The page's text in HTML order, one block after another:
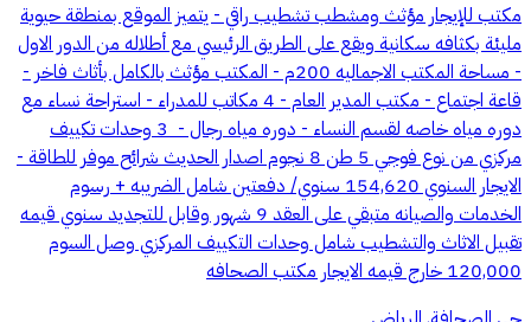
مكتب للإيجار مؤثث ومشطب تشطيب راقي - يتميز الموقع بمنطقة حيوية
مليئة بكثافه سكانية ويقع على الطريق الرئيسي مع أطلاله من الدور الاول
- ⁠مساحة المكتب الاجماليه 200م - ⁠المكتب مؤثث بالكامل بأثاث فاخر -
⁠قاعة اجتماع - ⁠مكتب المدير العام - 4 مكاتب للمدراء - ⁠استراحة نساء مع
دوره مياه خاصه لقسم النساء - ⁠دوره مياه رجال - ⁠ 3 وحدات تكييف
مركزي من نوع فوجي 5 طن 8 نجوم اصدار الحديث شرائح موفر للطاقة -
الايجار السنوي 154,620 سنوي/ دفعتين شامل الضريبه + رسوم
الخدمات والصيانه متبقي على العقد 9 شهور وقابل للتجديد سنوي قيمه
تقبيل الاثاث والتشطيب شامل وحدات التكييف المركزي وصل السوم
120,000 خارج قيمه الايجار مكتب الصحافه